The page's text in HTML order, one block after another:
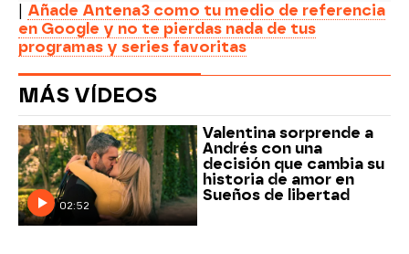
Añade Antena3 como tu medio de referencia
en Google y no te pierdas nada de tus
programas y series favoritas
MÁS VÍDEOS
02:52
Valentina sorprende a
Andrés con una
decisión que cambia su
historia de amor en
Sueños de libertad